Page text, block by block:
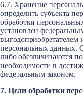
6.7. Хранение
определить субъекта
обработки
установлен
выгодоприобретателем
персональных данных.
либо обезличиваются
необходимости в
федеральным законом.
7. Цели обработки